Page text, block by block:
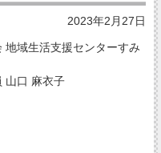
2023年2月27日
地域生活支援センターすみ
山口 麻衣子